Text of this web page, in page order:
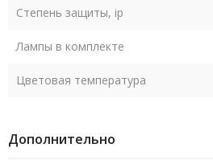
Степень защиты, ip
Лампы в комплекте
Цветовая температура
Дополнительно